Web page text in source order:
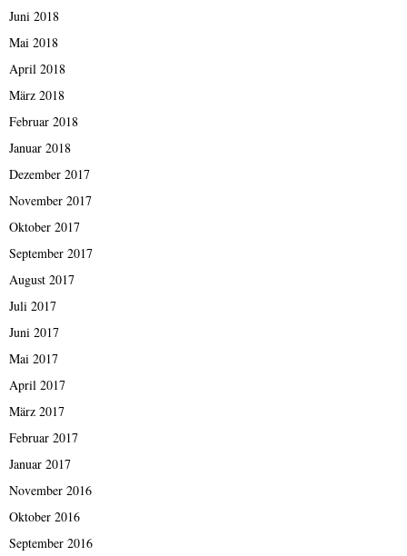
Juni 2018
Mai 2018
April 2018
März 2018
Februar 2018
Januar 2018
Dezember 2017
November 2017
Oktober 2017
September 2017
August 2017
Juli 2017
Juni 2017
Mai 2017
April 2017
März 2017
Februar 2017
Januar 2017
November 2016
Oktober 2016
September 2016